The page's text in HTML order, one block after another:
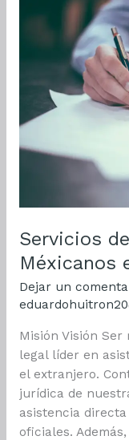
Servicios
Méxicanos
Dejar un
Misión Visión Ser
legal líder en
el extranjero.
jurídica de
asistencia
oficiales.